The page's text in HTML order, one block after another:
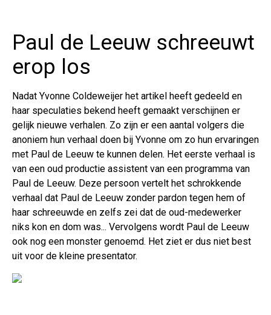
Paul de Leeuw schreeuwt
erop los
Nadat Yvonne Coldeweijer het artikel heeft gedeeld en
haar speculaties bekend heeft gemaakt verschijnen er
gelijk nieuwe verhalen. Zo zijn er een aantal volgers die
anoniem hun verhaal doen bij Yvonne om zo hun ervaringen
met Paul de Leeuw te kunnen delen. Het eerste verhaal is
van een oud productie assistent van een programma van
Paul de Leeuw. Deze persoon vertelt het schrokkende
verhaal dat Paul de Leeuw zonder pardon tegen hem of
haar schreeuwde en zelfs zei dat de oud-medewerker
niks kon en dom was... Vervolgens wordt Paul de Leeuw
ook nog een monster genoemd. Het ziet er dus niet best
uit voor de kleine presentator.